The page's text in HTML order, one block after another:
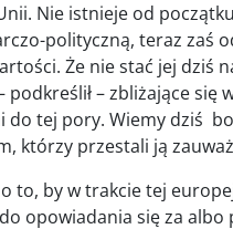
Nie istnieje od
polityczną, teraz zaś
Że nie stać jej dziś
– zbliżające
tej pory. Wiemy dziś
którzy przestali ją
to, by w trakcie tej
opowiadania się za